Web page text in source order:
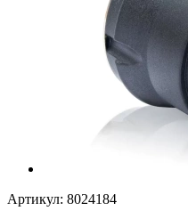
Артикул: 8024184